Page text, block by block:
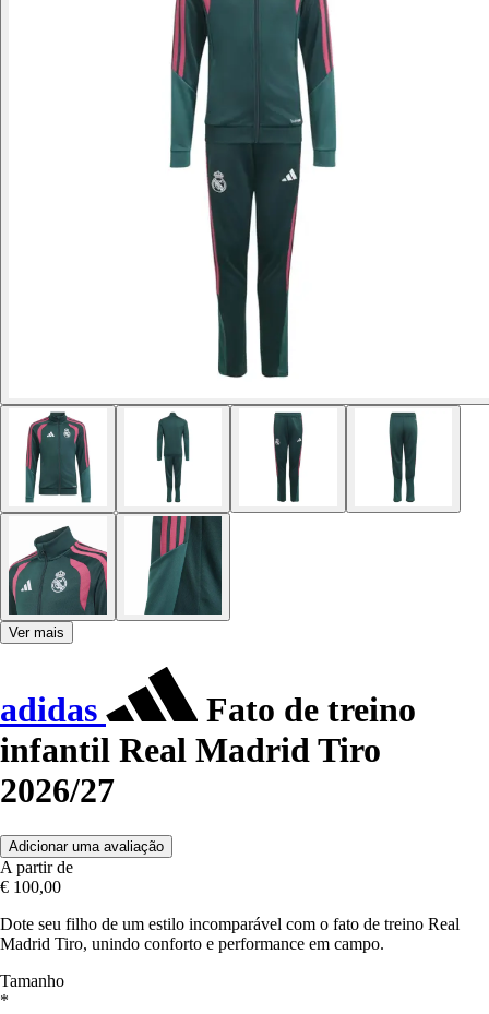
Ver mais
adidas
Fato de treino
infantil Real Madrid Tiro
2026/27
Adicionar uma avaliação
A partir de
€ 100,00
Dote seu filho de um estilo incomparável com o fato de treino Real
Madrid Tiro, unindo conforto e performance em campo.
Tamanho
*